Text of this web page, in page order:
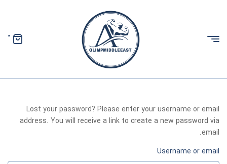
الیمپ
خاورمیانه
0
Lost your password? Please enter your username or email
address. You will receive a link to create a new password via
email.
Username or email